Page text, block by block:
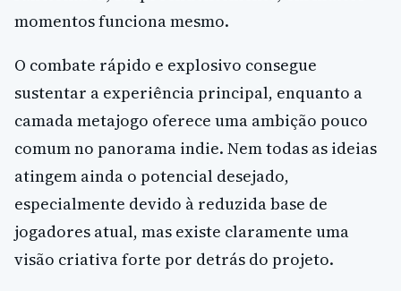
momentos funciona mesmo.
O combate rápido e explosivo consegue
sustentar a experiência principal, enquanto a
camada metajogo oferece uma ambição pouco
comum no panorama indie. Nem todas as ideias
atingem ainda o potencial desejado,
especialmente devido à reduzida base de
jogadores atual, mas existe claramente uma
visão criativa forte por detrás do projeto.